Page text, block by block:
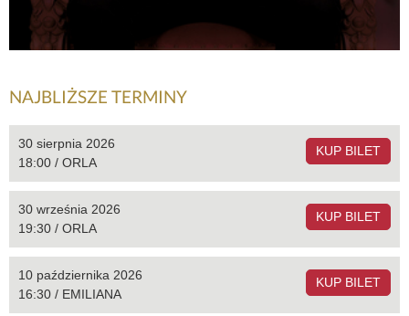
NAJBLIŻSZE TERMINY
30 sierpnia 2026
18:00 / ORLA
KUP BILET
30 września 2026
19:30 / ORLA
KUP BILET
10 października 2026
16:30 / EMILIANA
KUP BILET